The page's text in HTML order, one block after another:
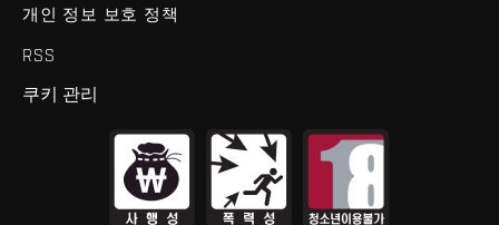
개인 정보 보호 정책
RSS
쿠키 관리